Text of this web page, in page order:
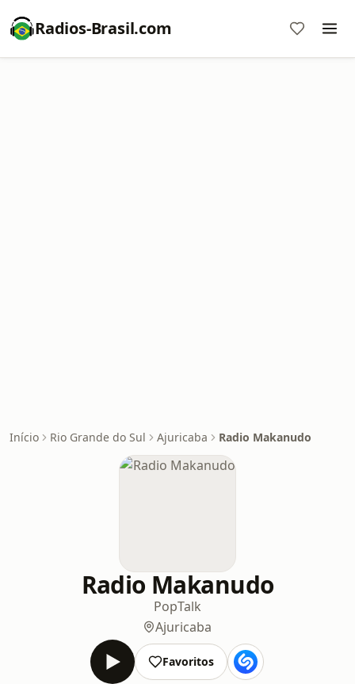
Radios-Brasil.com
Início Rio Grande do Sul Ajuricaba Radio Makanudo
Radio Makanudo
PopTalk
Ajuricaba
Favoritos